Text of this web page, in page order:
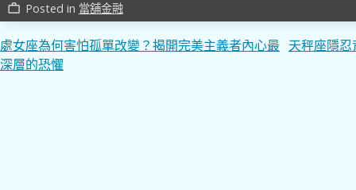
work_outline Posted in 當舖金融
文
章
處女座為何害怕孤單改變？揭開完美主義者內心最
深層的恐懼
天秤座隱